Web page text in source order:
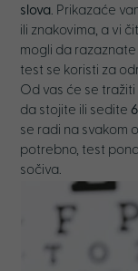
slova. Prikazaće
ili znakovima, a vi
mogli da
test se koristi za
Od vas će se
da stojite ili sedite
se radi na svakom
potrebno, test
sočiva.